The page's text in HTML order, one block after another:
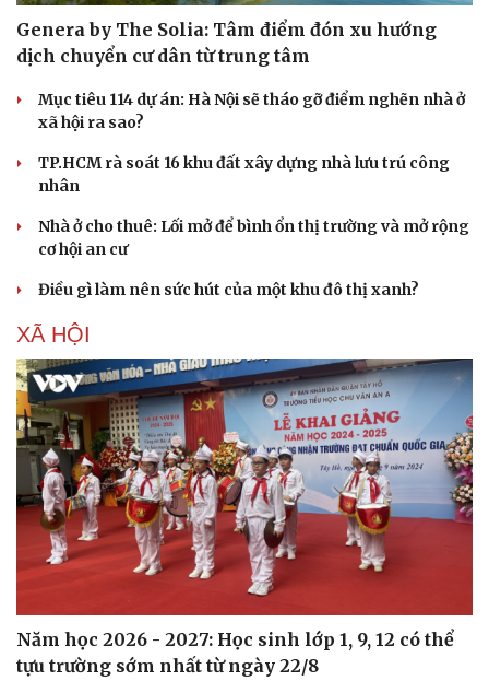
Genera by The Solia: Tâm điểm đón xu hướng
dịch chuyển cư dân từ trung tâm
Mục tiêu 114 dự án: Hà Nội sẽ tháo gỡ điểm nghẽn nhà ở
xã hội ra sao?
TP.HCM rà soát 16 khu đất xây dựng nhà lưu trú công
nhân
Nhà ở cho thuê: Lối mở để bình ổn thị trường và mở rộng
cơ hội an cư
Điều gì làm nên sức hút của một khu đô thị xanh?
XÃ HỘI
Năm học 2026 - 2027: Học sinh lớp 1, 9, 12 có thể
tựu trường sớm nhất từ ngày 22/8